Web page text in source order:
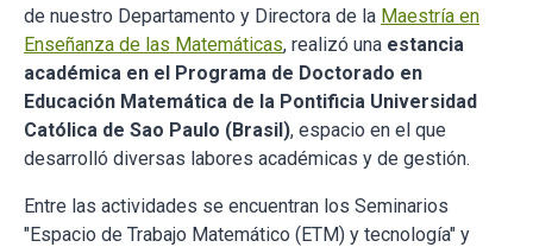
de nuestro Departamento y Directora de la Maestría en
Enseñanza de las Matemáticas, realizó una estancia
académica en el Programa de Doctorado en
Educación Matemática de la Pontificia Universidad
Católica de Sao Paulo (Brasil), espacio en el que
desarrolló diversas labores académicas y de gestión.
Entre las actividades se encuentran los Seminarios
"Espacio de Trabajo Matemático (ETM) y tecnología" y